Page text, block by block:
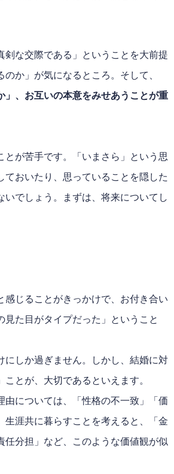
剣な交際である」ということを大前提
か」が気になるところ。そして、
」、お互いの本意をみせあうことが重
が苦手です。「いまさら」という思
おいたり、思っていることを隠した
いでしょう。まずは、将来についてし
じることがきっかけで、お付き合い
た目がタイプだった」ということ
にしか過ぎません。しかし、結婚に対
とが、大切であるといえます。
については、「性格の不一致」「価
涯共に暮らすことを考えると、「金
分担」など、このような価値観が似